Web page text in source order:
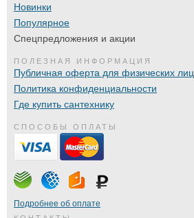
Новинки
Популярное
Спецпредложения и акции
ПОЛЕЗНАЯ ИНФОРМАЦИЯ
Публичная оферта для физических лиц
Политика конфиденциальности
Где купить сантехнику
СПОСОБЫ ОПЛАТЫ
Подробнее об оплате